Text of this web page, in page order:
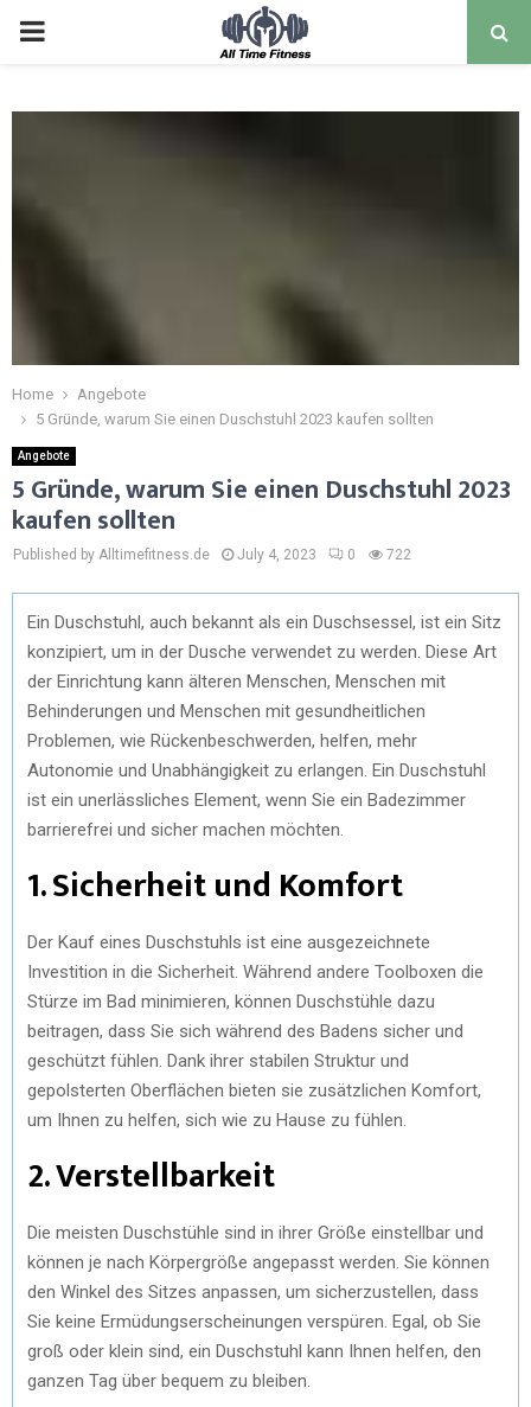
Home
Angebote
5 Gründe, warum Sie einen Duschstuhl 2023 kaufen sollten
Angebote
5 Gründe, warum Sie einen Duschstuhl 2023
kaufen sollten
Published by Alltimefitness.de July 4, 2023 0 722
Ein Duschstuhl, auch bekannt als ein Duschsessel, ist ein Sitz
konzipiert, um in der Dusche verwendet zu werden. Diese Art
der Einrichtung kann älteren Menschen, Menschen mit
Behinderungen und Menschen mit gesundheitlichen
Problemen, wie Rückenbeschwerden, helfen, mehr
Autonomie und Unabhängigkeit zu erlangen. Ein Duschstuhl
ist ein unerlässliches Element, wenn Sie ein Badezimmer
barrierefrei und sicher machen möchten.
1. Sicherheit und Komfort
Der Kauf eines Duschstuhls ist eine ausgezeichnete
Investition in die Sicherheit. Während andere Toolboxen die
Stürze im Bad minimieren, können Duschstühle dazu
beitragen, dass Sie sich während des Badens sicher und
geschützt fühlen. Dank ihrer stabilen Struktur und
gepolsterten Oberflächen bieten sie zusätzlichen Komfort,
um Ihnen zu helfen, sich wie zu Hause zu fühlen.
2. Verstellbarkeit
Die meisten Duschstühle sind in ihrer Größe einstellbar und
können je nach Körpergröße angepasst werden. Sie können
den Winkel des Sitzes anpassen, um sicherzustellen, dass
Sie keine Ermüdungserscheinungen verspüren. Egal, ob Sie
groß oder klein sind, ein Duschstuhl kann Ihnen helfen, den
ganzen Tag über bequem zu bleiben.